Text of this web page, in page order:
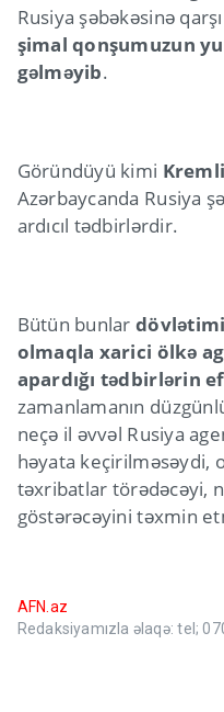
Rusiya şəbəkəsinə
şimal qonşumuzun
gəlməyib.
Göründüyü kimi
Azərbaycanda Rusiya
ardıcıl tədbirlərdir.
Bütün bunlar
olmaqla xarici ölkə
apardığı tədbirlərin
zamanlamanın
neçə il əvvəl Rusiya
həyata keçirilməsəydi,
təxribatlar törədəcəyi,
göstərəcəyini təxmin
AFN.az
Redaksiyamızla əlaqə: tel;